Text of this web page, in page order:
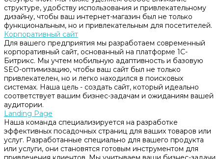
структуре, удобству использования и привлекательному
дизайну, чтобы ваш интернет-магазин был не только
функциональным, но и привлекательным для посетителей.
Корпоративный сайт
Для вашего предприятия мы разработаем современный
корпоративный сайт, основанный на платформе 1С-
Битрикс. Мы учтем мобильную адаптивность и базовую
SEO-оптимизацию, чтобы ваш сайт был не только
привлекателен, но и легко находился в поисковых
системах. Наша цель - создать сайт, который идеально
соответствует вашим бизнес-задачам и ожиданиям вашей
аудитории.
Landing Page
Наша команда специализируется на разработке
эффективных посадочных страниц для ваших товаров или
услуг. Разработанные специально для вашего продукта
или услуги, они становятся готовым инструментом для